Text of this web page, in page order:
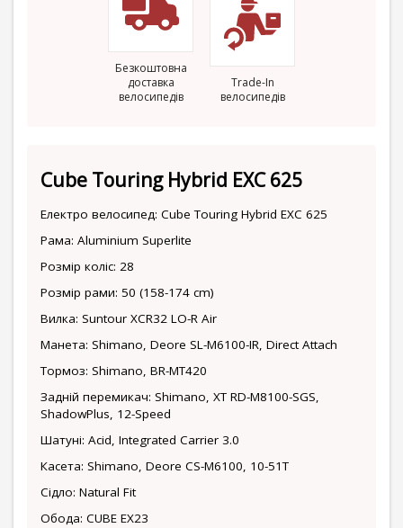
Безкоштовна
доставка
велосипедів
Trade-In
велосипедів
Cube Touring Hybrid EXC 625
Електро велосипед: Cube Touring Hybrid EXC 625
Рама: Aluminium Superlite
Розмір коліс: 28
Розмір рами: 50 (158-174 cm)
Вилка: Suntour XCR32 LO-R Air
Манета: Shimano, Deore SL-M6100-IR, Direct Attach
Тормоз: Shimano, BR-MT420
Задній перемикач: Shimano, XT RD-M8100-SGS,
ShadowPlus, 12-Speed
Шатуні: Acid, Integrated Carrier 3.0
Касета: Shimano, Deore CS-M6100, 10-51T
Сідло: Natural Fit
Обода: CUBE EX23